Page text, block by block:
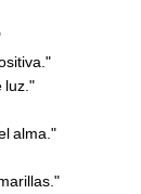
luz."
alma."